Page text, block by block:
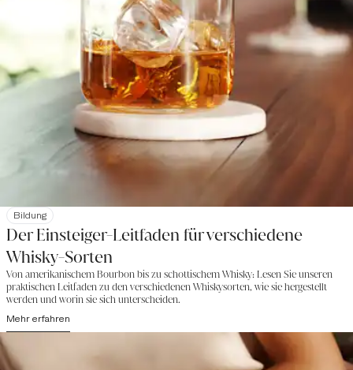
Bildung
Der Einsteiger-Leitfaden für verschiedene
Whisky-Sorten
Von amerikanischem Bourbon bis zu schottischem Whisky: Lesen Sie unseren
praktischen Leitfaden zu den verschiedenen Whiskysorten, wie sie hergestellt
werden und worin sie sich unterscheiden.
Mehr erfahren